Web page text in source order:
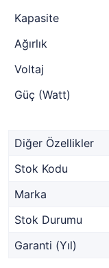
Kapasite
Ağırlık
Voltaj
Güç (Watt)
Diğer Özellikler
Stok Kodu
Marka
Stok Durumu
Garanti (Yıl)